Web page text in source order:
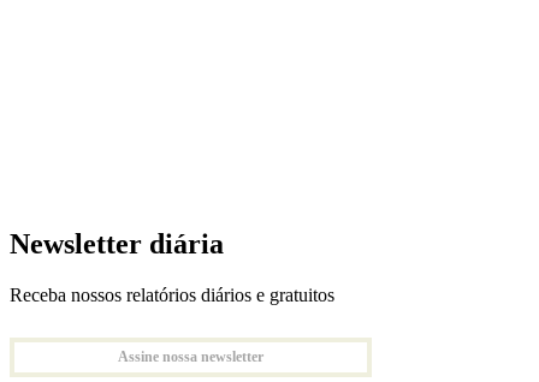
Newsletter diária
Receba nossos relatórios diários e gratuitos
Assine nossa newsletter